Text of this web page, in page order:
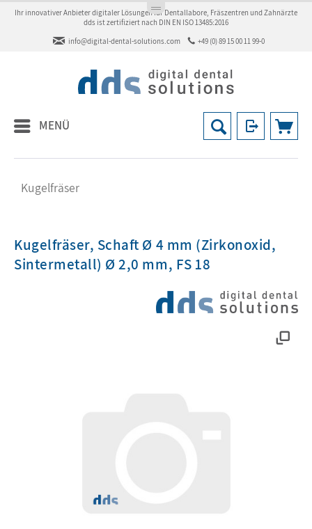
Ihr innovativer Anbieter digitaler Lösungen für Dentallabore, Fräszentren und Zahnärzte
dds ist zertifiziert nach DIN EN ISO 13485:2016
info@digital-dental-solutions.com
+49 (0) 89 15 00 11 99-0
MENÜ
Kugelfräser
Kugelfräser, Schaft Ø 4 mm (Zirkonoxid,
Sintermetall) Ø 2,0 mm, FS 18